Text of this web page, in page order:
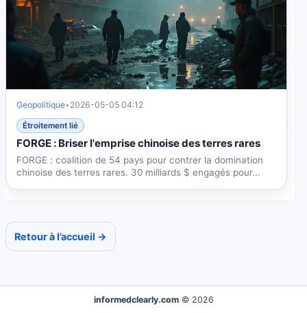
Geopolitique• 2026-05-05 04:12
Étroitement lié
FORGE : Briser l'emprise chinoise des terres rares
FORGE : coalition de 54 pays pour contrer la domination
chinoise des terres rares. 30 milliards $ engagés pour...
Retour à l’accueil →
informedclearly.com © 2026